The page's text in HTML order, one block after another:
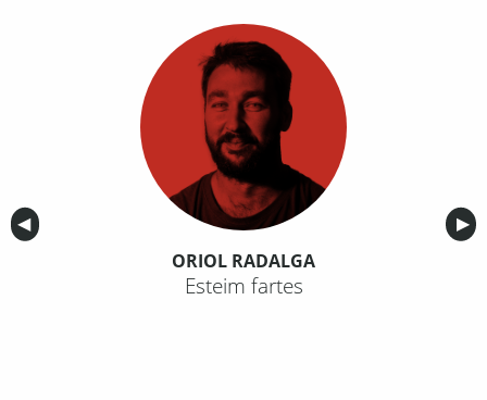
Anterior
◀︎ ▶︎
ORIOL RADALGA
Esteim fartes